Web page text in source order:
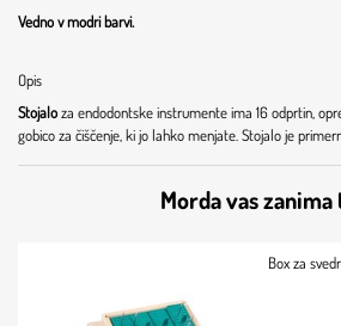
Vedno v modri barvi.
Opis
Stojaloza endodontske instrumente ima 16 odprtin,
gobico za čiščenje, ki jo lahko menjate. Stojalo je
Morda vas zanima
Box za